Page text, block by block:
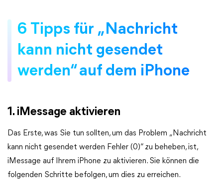
6 Tipps für „Nachricht
kann nicht gesendet
werden“ auf dem iPhone
1. iMessage aktivieren
Das Erste, was Sie tun sollten, um das Problem „Nachricht
kann nicht gesendet werden Fehler (0)“ zu beheben, ist,
iMessage auf Ihrem iPhone zu aktivieren. Sie können die
folgenden Schritte befolgen, um dies zu erreichen.